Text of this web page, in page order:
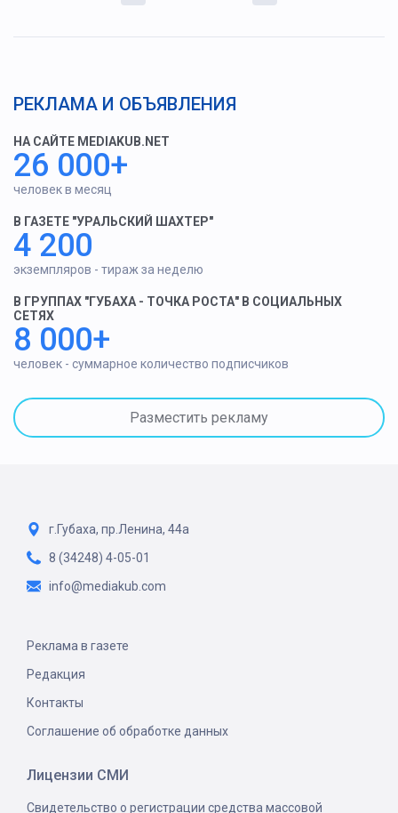
РЕКЛАМА И ОБЪЯВЛЕНИЯ
НА САЙТЕ MEDIAKUB.NET
26 000+
человек в месяц
В ГАЗЕТЕ "УРАЛЬСКИЙ ШАХТЕР"
4 200
экземпляров - тираж за неделю
В ГРУППАХ "ГУБАХА - ТОЧКА РОСТА" В СОЦИАЛЬНЫХ
СЕТЯХ
8 000+
человек - суммарное количество подписчиков
Разместить рекламу
г.Губаха, пр.Ленина, 44а
8 (34248) 4-05-01
info@mediakub.com
Реклама в газете
Редакция
Контакты
Соглашение об обработке данных
Лицензии СМИ
Свидетельство о регистрации средства массовой